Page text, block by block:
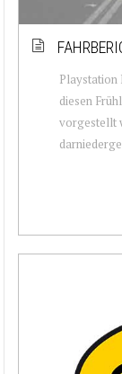
Playstation
diesen
vorgestellt